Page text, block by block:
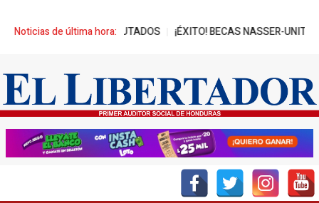
Noticias de última hora:
REPRESA A DIPUTADOS ¡ÉXITO! BECAS NASSER-UNITEC